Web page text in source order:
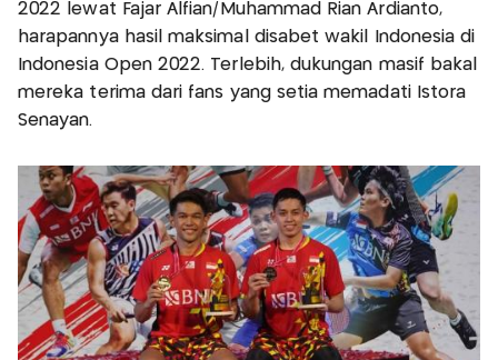
2022 lewat Fajar Alfian/Muhammad Rian Ardianto,
harapannya hasil maksimal disabet wakil Indonesia di
Indonesia Open 2022. Terlebih, dukungan masif bakal
mereka terima dari fans yang setia memadati Istora
Senayan.